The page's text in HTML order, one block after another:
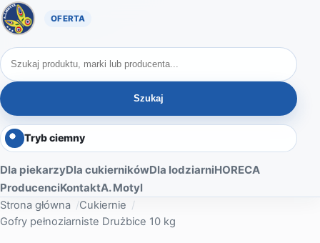
Oferta A. Motyl
Szukaj produktów
Szukaj
Tryb ciemny
Dla piekarzyDla cukiernikówDla lodziarniHORECA
ProducenciKontaktA. Motyl
Strona główna
Cukiernie
Gofry pełnoziarniste Drużbice 10 kg